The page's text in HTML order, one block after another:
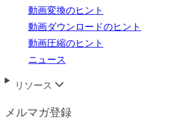
動画変換のヒント
動画ダウンロードのヒント
動画圧縮のヒント
ニュース
リソース
メルマガ登録